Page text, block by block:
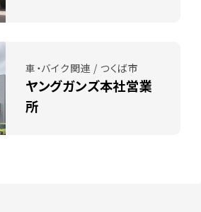
車・バイク関連 / つくば市
ヤングガンズ本社営業
所